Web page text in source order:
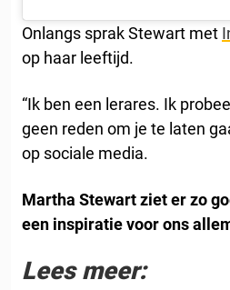
Onlangs sprak Stewart met
op haar leeftijd.
“Ik ben een lerares. Ik
geen reden om je te laten
op sociale media.
Martha Stewart ziet er zo
een inspiratie voor ons
Lees meer: